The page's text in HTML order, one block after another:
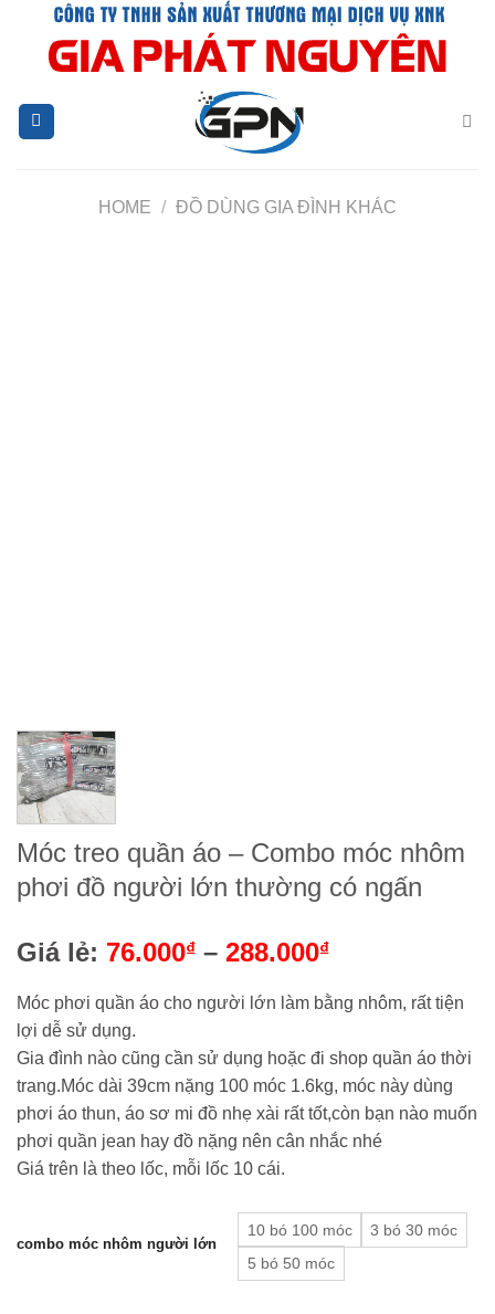
Chuyển
HOME / ĐỒ DÙNG GIA ĐÌNH KHÁC
Móc treo quần áo – Combo móc nhôm
phơi đồ người lớn thường có ngấn
Giá lẻ: 76.000₫ – 288.000₫
Móc phơi quần áo cho người lớn làm bằng nhôm, rất tiện
lợi dễ sử dụng.
Gia đình nào cũng cần sử dụng hoặc đi shop quần áo thời
trang.Móc dài 39cm nặng 100 móc 1.6kg, móc này dùng
phơi áo thun, áo sơ mi đồ nhẹ xài rất tốt,còn bạn nào muốn
phơi quần jean hay đồ nặng nên cân nhắc nhé
Giá trên là theo lốc, mỗi lốc 10 cái.
combo móc nhôm người lớn
10 bó 100 móc
3 bó 30 móc
5 bó 50 móc